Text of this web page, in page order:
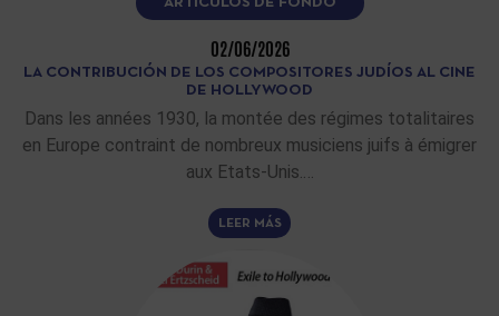
02/06/2026
LA CONTRIBUCIÓN DE LOS COMPOSITORES JUDÍOS AL CINE
DE HOLLYWOOD
Dans les années 1930, la montée des régimes totalitaires
en Europe contraint de nombreux musiciens juifs à émigrer
aux Etats-Unis.…
LEER MÁS